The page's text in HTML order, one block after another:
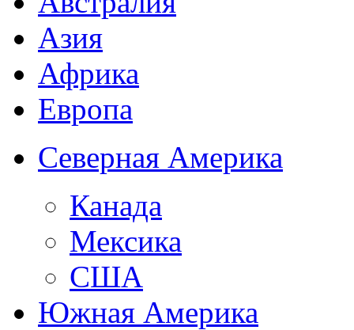
Азия
Африка
Европа
Северная Америка
Канада
Мексика
США
Южная Америка